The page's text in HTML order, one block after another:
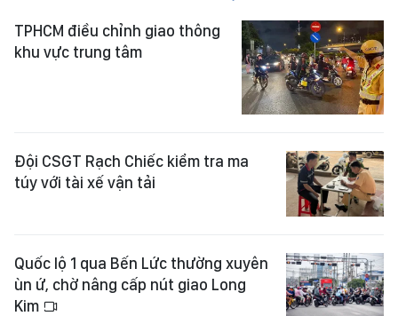
TPHCM điều chỉnh giao thông
khu vực trung tâm
Đội CSGT Rạch Chiếc kiểm tra ma
túy với tài xế vận tải
Quốc lộ 1 qua Bến Lức thường xuyên
ùn ứ, chờ nâng cấp nút giao Long
Kim